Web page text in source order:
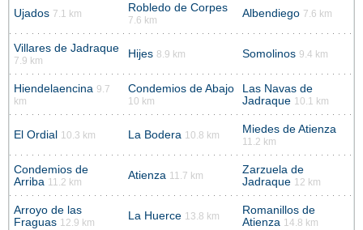
Ujados 7.1 km Robledo de Corpes
7.6 km
Albendiego 7.6 km
Villares de Jadraque
7.9 km
Hijes 8.9 km Somolinos 9.4 km
Hiendelaencina 9.7
km
Condemios de Abajo
10 km
Las Navas de
Jadraque 10.1 km
El Ordial 10.3 km La Bodera 10.8 km Miedes de Atienza
11.2 km
Condemios de
Arriba 11.2 km
Atienza 11.7 km
Zarzuela de
Jadraque 12 km
Arroyo de las
Fraguas 12.9 km
La Huerce 13.8 km
Romanillos de
Atienza 14.8 km